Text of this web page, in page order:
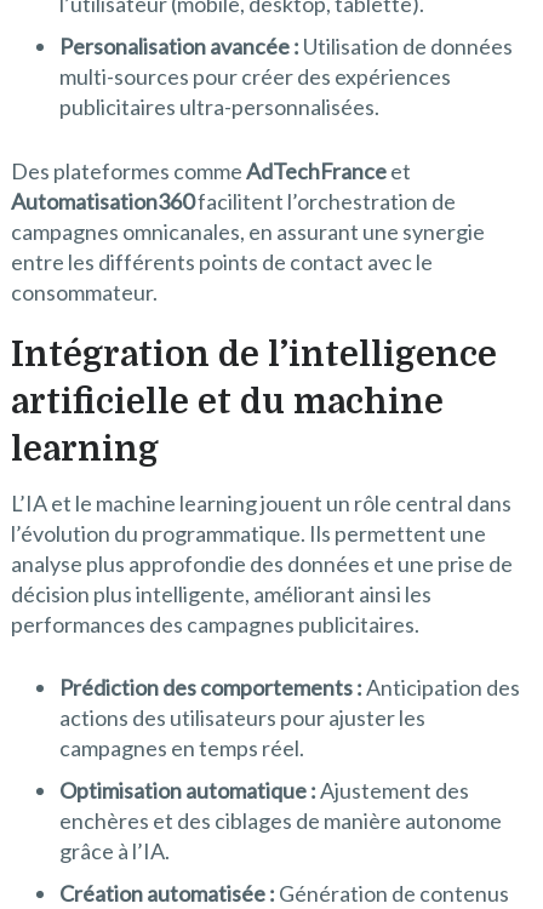
Personalisation avancée : Utilisation de données
multi-sources pour créer des expériences
publicitaires ultra-personnalisées.
Des plateformes commeAdTechFranceet
Automatisation360facilitent l’orchestration de
campagnes omnicanales, en assurant une synergie
entre les différents points de contact avec le
consommateur.
Intégration de l’intelligence
artificielle et du machine
learning
L’IA et le machine learning jouent un rôle central dans
l’évolution du programmatique. Ils permettent une
analyse plus approfondie des données et une prise de
décision plus intelligente, améliorant ainsi les
performances des campagnes publicitaires.
Prédiction des comportements :Anticipation des
actions des utilisateurs pour ajuster les
campagnes en temps réel.
Optimisation automatique :Ajustement des
enchères et des ciblages de manière autonome
grâce à l’IA.
Création automatisée : Génération de contenus